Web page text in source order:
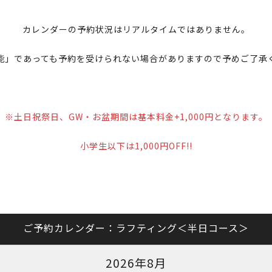
カレンダーの予約状況はリアルタイムではありません。
」であっても予約を受けられない場合がありますので予めご了承
※土日祝祭日、GW・お盆期間は基本料金+1,000円となります。
小学生以下は1,000円OFF!!
ご予約カレンダー：ラフティング＜半日コース＞
2026年8月